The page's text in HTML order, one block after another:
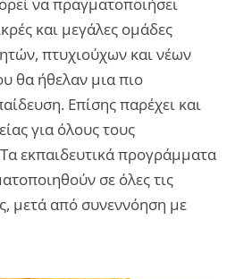
και μεγάλες ομάδες
πτυχιούχων και νέων
θα ήθελαν μια πιο
Επίσης παρέχει και
για όλους τους
εκπαιδευτικά προγράμματα
σε όλες τις
μετά από συνεννόηση με